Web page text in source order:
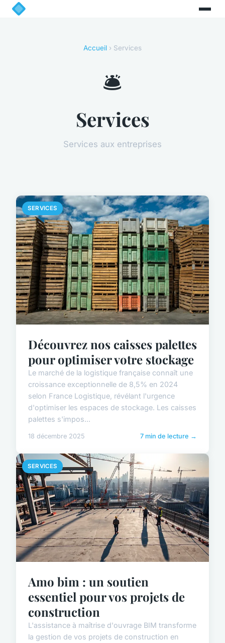
Accueil › Services
🛎️
Services
Services aux entreprises
SERVICES
Découvrez nos caisses palettes
pour optimiser votre stockage
Le marché de la logistique française connaît une
croissance exceptionnelle de 8,5% en 2024
selon France Logistique, révélant l'urgence
d'optimiser les espaces de stockage. Les caisses
palettes s'impos...
18 décembre 2025 7 min de lecture →
SERVICES
Amo bim : un soutien
essentiel pour vos projets de
construction
L'assistance à maîtrise d'ouvrage BIM transforme
la gestion de vos projets de construction en